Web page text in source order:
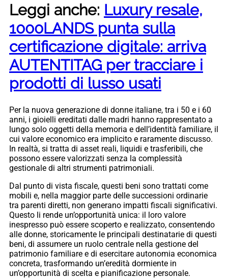
Leggi anche: Luxury resale,
1000LANDS punta sulla
certificazione digitale: arriva
AUTENTITAG per tracciare i
prodotti di lusso usati
Per la nuova generazione di donne italiane, tra i 50 e i 60
anni, i gioielli ereditati dalle madri hanno rappresentato a
lungo solo oggetti della memoria e dell’identità familiare, il
cui valore economico era implicito e raramente discusso.
In realtà, si tratta di asset reali, liquidi e trasferibili, che
possono essere valorizzati senza la complessità
gestionale di altri strumenti patrimoniali.
Dal punto di vista fiscale, questi beni sono trattati come
mobili e, nella maggior parte delle successioni ordinarie
tra parenti diretti, non generano impatti fiscali significativi.
Questo li rende un’opportunità unica: il loro valore
inespresso può essere scoperto e realizzato, consentendo
alle donne, storicamente le principali destinatarie di questi
beni, di assumere un ruolo centrale nella gestione del
patrimonio familiare e di esercitare autonomia economica
concreta, trasformando un’eredità dormiente in
un’opportunità di scelta e pianificazione personale.